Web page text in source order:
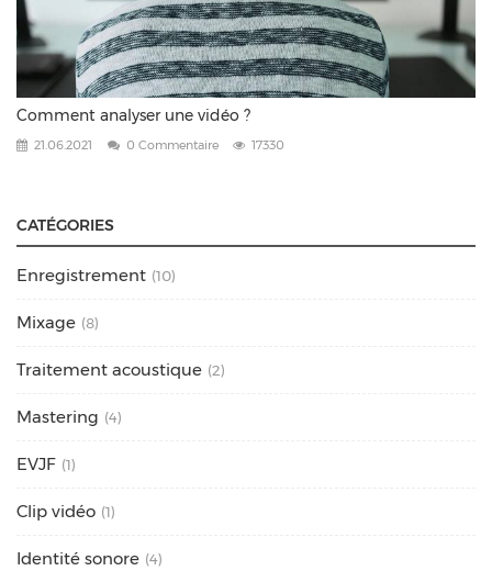
Comment analyser une vidéo ?
21.06.2021 0 Commentaire 17330
CATÉGORIES
Enregistrement (10)
Mixage (8)
Traitement acoustique (2)
Mastering (4)
EVJF (1)
Clip vidéo (1)
Identité sonore (4)